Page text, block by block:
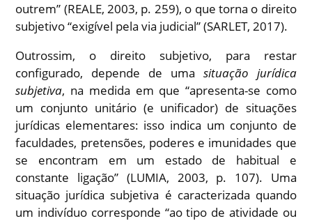
outrem” (REALE, 2003, p. 259), o que torna o direito
subjetivo “exigível pela via judicial” (SARLET, 2017).
Outrossim, o direito subjetivo, para restar
configurado, depende de uma situação jurídica
subjetiva, na medida em que “apresenta-se como
um conjunto unitário (e unificador) de situações
jurídicas elementares: isso indica um conjunto de
faculdades, pretensões, poderes e imunidades que
se encontram em um estado de habitual e
constante ligação” (LUMIA, 2003, p. 107). Uma
situação jurídica subjetiva é caracterizada quando
um indivíduo corresponde “ao tipo de atividade ou